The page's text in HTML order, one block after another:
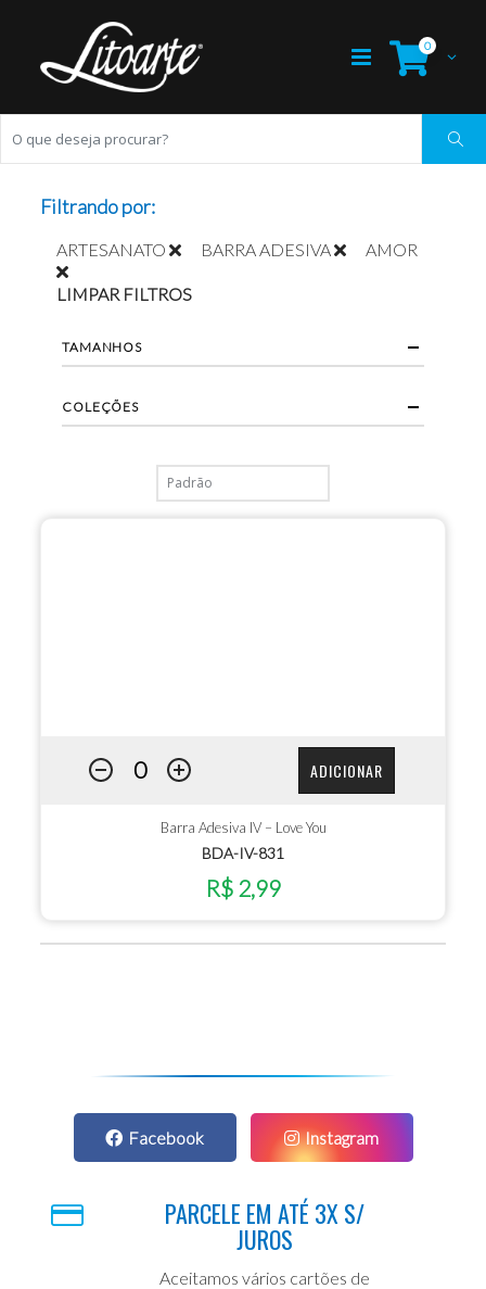
0
ADICIONAR
Barra Adesiva IV – Love You
BDA-IV-831
R$ 2,99
Filtrando por:
ARTESANATO BARRA ADESIVA AMOR
LIMPAR FILTROS
TAMANHOS
COLEÇÕES
Facebook Instagram
PARCELE EM ATÉ 3X S/
JUROS
Aceitamos vários cartões de